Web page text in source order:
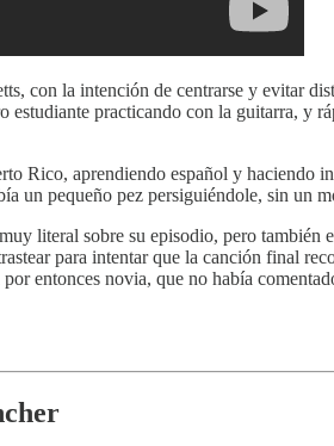
con la intención de centrarse y evitar
practicando con la guitarra, y
Rico, aprendiendo español y
un pequeño pez persiguiéndole, sin un
literal sobre su episodio, pero también
para intentar que la canción final
entonces novia, que no había